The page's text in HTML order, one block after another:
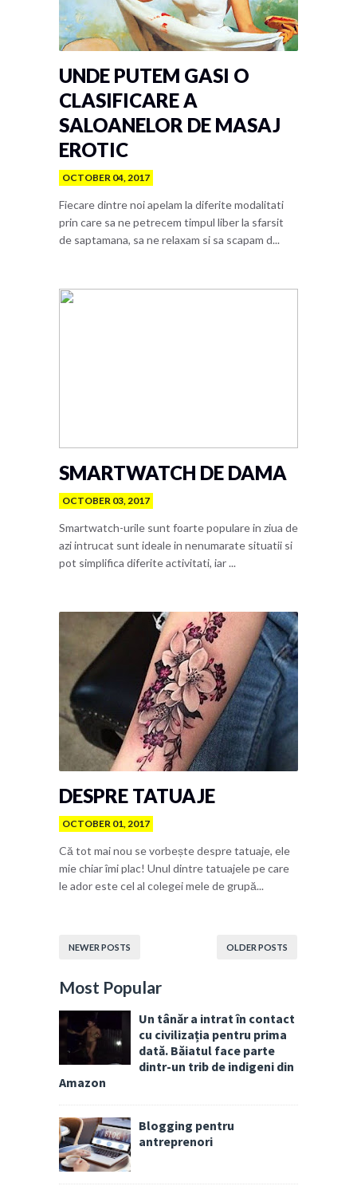
UNDE PUTEM GASI O
CLASIFICARE A
SALOANELOR DE MASAJ
EROTIC
OCTOBER 04, 2017
Fiecare dintre noi apelam la diferite modalitati
prin care sa ne petrecem timpul liber la sfarsit
de saptamana, sa ne relaxam si sa scapam d...
SMARTWATCH DE DAMA
OCTOBER 03, 2017
Smartwatch-urile sunt foarte populare in ziua de
azi intrucat sunt ideale in nenumarate situatii si
pot simplifica diferite activitati, iar ...
DESPRE TATUAJE
OCTOBER 01, 2017
Că tot mai nou se vorbește despre tatuaje, ele
mie chiar îmi plac! Unul dintre tatuajele pe care
le ador este cel al colegei mele de grupă...
NEWER POSTS OLDER POSTS
Most Popular
Un tânăr a intrat în contact
cu civilizația pentru prima
dată. Băiatul face parte
dintr-un trib de indigeni din
Amazon
Blogging pentru
antreprenori